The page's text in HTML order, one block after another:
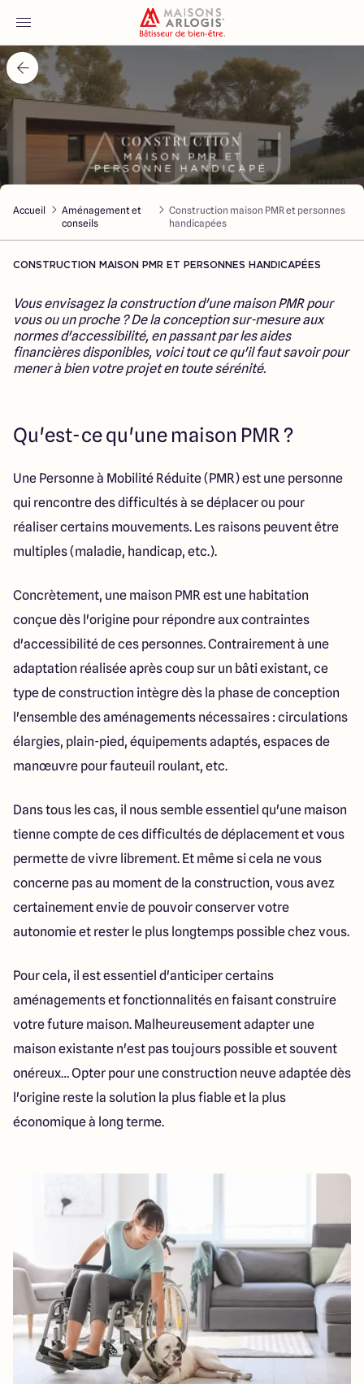
Accueil
Nos maisons
Nos annonces
Votre projet
Qui sommes-nous
Maisons ARLOGIS Nord
Lille - Villeneuve d'Ascq
03 66 72 64 60
Accueil
Aménagement et
conseils
Construction maison PMR et personnes
handicapées
CONSTRUCTION MAISON PMR ET PERSONNES HANDICAPÉES
Vous envisagez la construction d'une maison PMR pour
vous ou un proche ? De la conception sur-mesure aux
normes d'accessibilité, en passant par les aides
financières disponibles, voici tout ce qu'il faut savoir pour
mener à bien votre projet en toute sérénité.
Qu'est-ce qu'une maison PMR ?
Une Personne à Mobilité Réduite (PMR) est une personne
qui rencontre des difficultés à se déplacer ou pour
réaliser certains mouvements. Les raisons peuvent être
multiples (maladie, handicap, etc.).
Concrètement, une maison PMR est une habitation
conçue dès l'origine pour répondre aux contraintes
d'accessibilité de ces personnes. Contrairement à une
adaptation réalisée après coup sur un bâti existant, ce
type de construction intègre dès la phase de conception
l'ensemble des aménagements nécessaires : circulations
élargies, plain-pied, équipements adaptés, espaces de
manœuvre pour fauteuil roulant, etc.
Dans tous les cas, il nous semble essentiel qu'une maison
tienne compte de ces difficultés de déplacement et vous
permette de vivre librement. Et même si cela ne vous
concerne pas au moment de la construction, vous avez
certainement envie de pouvoir conserver votre
autonomie et rester le plus longtemps possible chez vous.
Pour cela, il est essentiel d'anticiper certains
aménagements et fonctionnalités en faisant construire
votre future maison. Malheureusement adapter une
maison existante n'est pas toujours possible et souvent
onéreux… Opter pour une construction neuve adaptée dès
l'origine reste la solution la plus fiable et la plus
économique à long terme.